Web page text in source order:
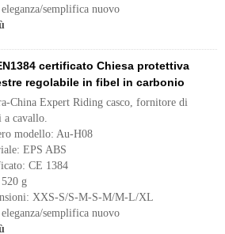
semplifica nuovo
certificato Chiesa protettiva
regolabile in fibel in carbonio
China Expert Riding casco, fornitore di
a cavallo.
modello: Au-H08
EPS ABS
CE 1384
520 g
XXS-S/S-M-S-M/M-L/XL
semplifica nuovo